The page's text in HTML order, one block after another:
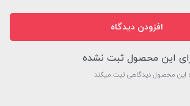
افزودن دیدگاه
این محصول ثبت نشده
این محصول دیدگاهی ثبت میکند